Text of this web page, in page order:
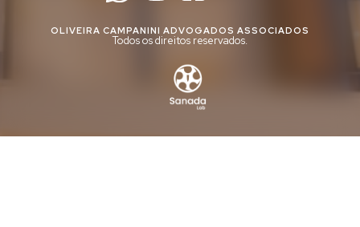
OLIVEIRA CAMPANINI ADVOGADOS ASSOCIADOS
Todos os direitos reservados.